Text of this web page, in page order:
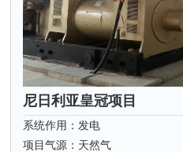
尼日利亚皇冠项目
系统作用：发电
项目气源：天然气